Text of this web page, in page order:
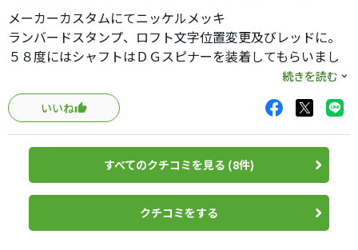
ますが、開いてもしっかり抜けがよく、うまくバウンスを
使えるウェッジという印象。
打感は明らかにこっちがいいですね。
ミズノのウェッジは何度か試してきていずれも納得いかな
かったので、今回は期待してつかってみたいと思ってます。
とりあえず１ラウンドだけですが、結構とりまわしもよか
ったです。高い球が出しやすかった。三浦でオーダーしよ
うかと思ってたので、費用的にも助かった（笑）ちなみに
型落ちなんで、新品でも10,000円切って購入できました。
メーカーカスタムにてニッケルメッキ
ランバードスタンプ、ロフト文字位置変更及びレッドに。
５８度にはシャフトはＤＧスピナーを装着してもらいまし
た。このスペックでしばらく使っていましたが、フェース
へのボールの乗り感が悪く、アプローチ等の出玉の高さイ
メージが合わず、オリジナルの状態ではイマイチでした。
メッキが打感を硬く感じさせ、溝もボールが乗らず、滑っ
てポッコン玉がたまに出てしまいう状態。やはりノーメッ
キの方が柔らかいフィーリングが出ます。
なので、自分の好みに調整をしました。フェースは業者に
てルールギリギリまで溝の切り直しを依頼し、粗いペーパ
ー〜細かいペーパーでフェース面の研磨、シャフトバット
続きを読む
いいね
すべてのクチコミを見る (8件)
クチコミをする